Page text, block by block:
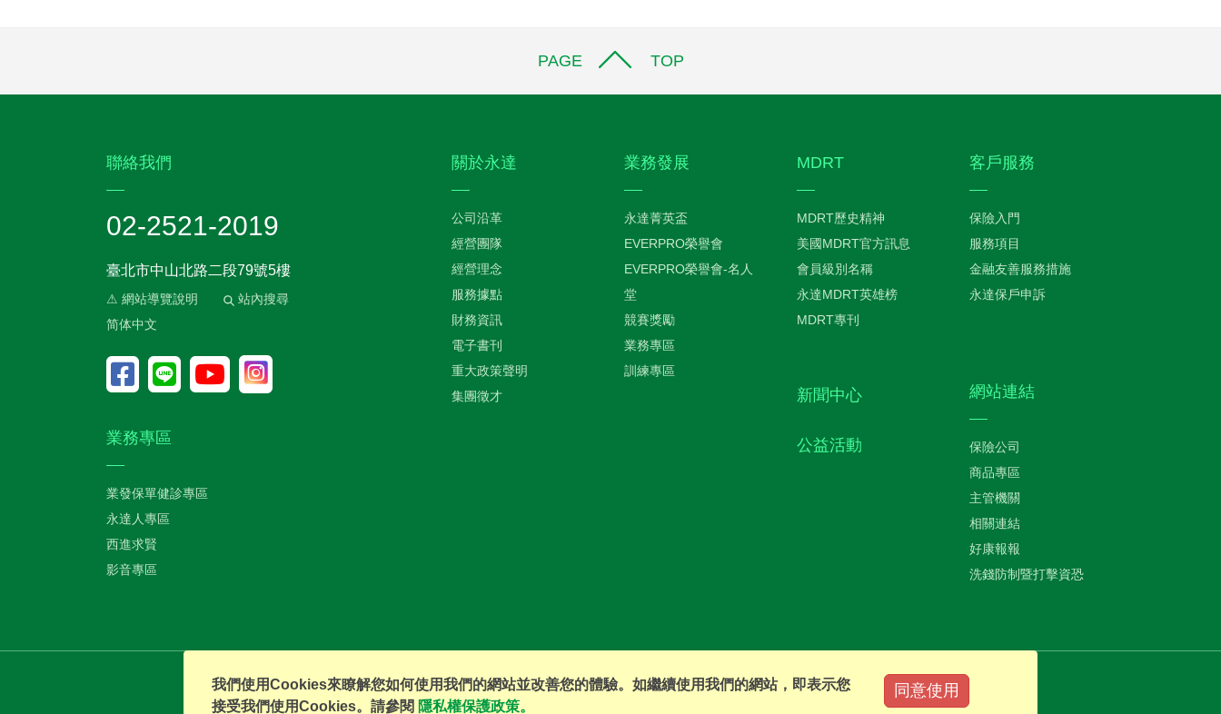
PAGE TOP
聯絡我們
02-2521-2019
臺北市中山北路二段79號5樓
⚠ 網站導覽說明
站內搜尋
简体中文
業務專區
業發保單健診專區
永達人專區
西進求賢
影音專區
關於永達
公司沿革
經營團隊
經營理念
服務據點
財務資訊
電子書刊
重大政策聲明
集團徵才
業務發展
永達菁英盃
EVERPRO榮譽會
EVERPRO榮譽會-名人
堂
競賽獎勵
業務專區
訓練專區
MDRT
MDRT歷史精神
美國MDRT官方訊息
會員級別名稱
永達MDRT英雄榜
MDRT專刊
新聞中心
公益活動
客戶服務
保險入門
服務項目
金融友善服務措施
永達保戶申訴
網站連結
保險公司
商品專區
主管機關
相關連結
好康報報
洗錢防制暨打擊資恐
©2016 EVERPRO Insurance Brokers Co., Ltd. All Right Reserved
我們使用Cookies來瞭解您如何使用我們的網站並改善您的體驗。如繼續使用我們的網站，即表示您
接受我們使用Cookies。請參閱 隱私權保護政策。
同意使用